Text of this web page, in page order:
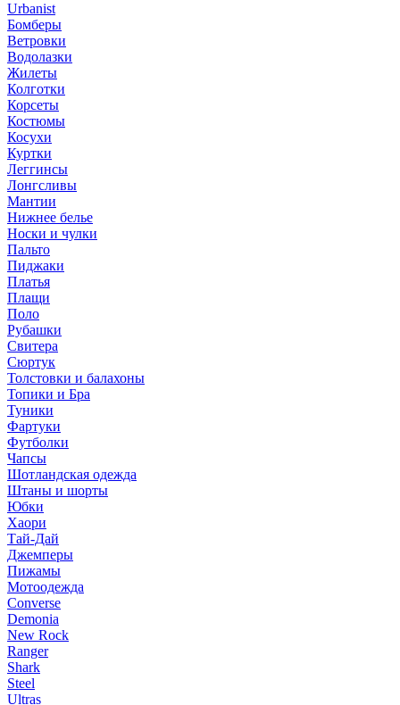
Urbanist
Бомберы
Ветровки
Водолазки
Жилеты
Колготки
Корсеты
Костюмы
Косухи
Куртки
Леггинсы
Лонгсливы
Мантии
Нижнее белье
Носки и чулки
Пальто
Пиджаки
Платья
Плащи
Поло
Рубашки
Свитера
Сюртук
Толстовки и балахоны
Топики и Бра
Туники
Фартуки
Футболки
Чапсы
Шотландская одежда
Штаны и шорты
Юбки
Хаори
Тай-Дай
Джемперы
Пижамы
Мотоодежда
Converse
Demonia
New Rock
Ranger
Shark
Steel
Ultras